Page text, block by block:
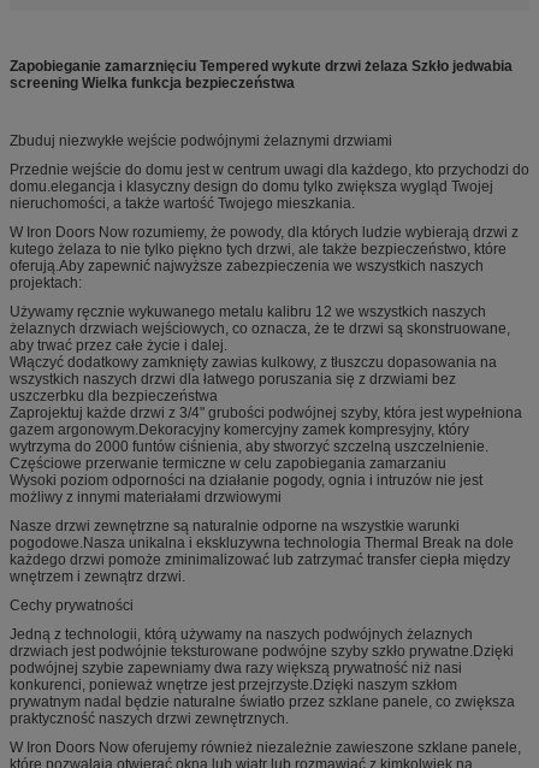
Zapobieganie zamarznięciu Tempered wykute drzwi żelaza Szkło jedwabia
screening Wielka funkcja bezpieczeństwa
Zbuduj niezwykłe wejście podwójnymi żelaznymi drzwiami
Przednie wejście do domu jest w centrum uwagi dla każdego, kto przychodzi do
domu.elegancja i klasyczny design do domu tylko zwiększa wygląd Twojej
nieruchomości, a także wartość Twojego mieszkania.
W Iron Doors Now rozumiemy, że powody, dla których ludzie wybierają drzwi z
kutego żelaza to nie tylko piękno tych drzwi, ale także bezpieczeństwo, które
oferują.Aby zapewnić najwyższe zabezpieczenia we wszystkich naszych
projektach:
Używamy ręcznie wykuwanego metalu kalibru 12 we wszystkich naszych
żelaznych drzwiach wejściowych, co oznacza, że te drzwi są skonstruowane,
aby trwać przez całe życie i dalej.
Włączyć dodatkowy zamknięty zawias kulkowy, z tłuszczu dopasowania na
wszystkich naszych drzwi dla łatwego poruszania się z drzwiami bez
uszczerbku dla bezpieczeństwa
Zaprojektuj każde drzwi z 3/4" grubości podwójnej szyby, która jest wypełniona
gazem argonowym.Dekoracyjny komercyjny zamek kompresyjny, który
wytrzyma do 2000 funtów ciśnienia, aby stworzyć szczelną uszczelnienie.
Częściowe przerwanie termiczne w celu zapobiegania zamarzaniu
Wysoki poziom odporności na działanie pogody, ognia i intruzów nie jest
możliwy z innymi materiałami drzwiowymi
Nasze drzwi zewnętrzne są naturalnie odporne na wszystkie warunki
pogodowe.Nasza unikalna i ekskluzywna technologia Thermal Break na dole
każdego drzwi pomoże zminimalizować lub zatrzymać transfer ciepła między
wnętrzem i zewnątrz drzwi.
Cechy prywatności
Jedną z technologii, którą używamy na naszych podwójnych żelaznych
drzwiach jest podwójnie teksturowane podwójne szyby szkło prywatne.Dzięki
podwójnej szybie zapewniamy dwa razy większą prywatność niż nasi
konkurenci, ponieważ wnętrze jest przejrzyste.Dzięki naszym szkłom
prywatnym nadal będzie naturalne światło przez szklane panele, co zwiększa
praktyczność naszych drzwi zewnętrznych.
W Iron Doors Now oferujemy również niezależnie zawieszone szklane panele,
które pozwalają otwierać okna lub wiatr lub rozmawiać z kimkolwiek na